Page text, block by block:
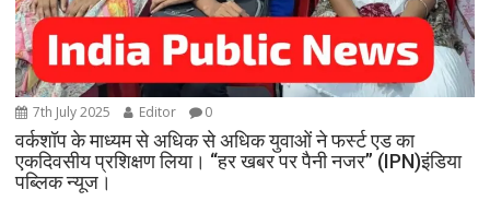
7th July 2025 Editor 0
वर्कशॉप के माध्यम से अधिक से अधिक युवाओं ने फर्स्ट एड का
एकदिवसीय प्रशिक्षण लिया। “हर खबर पर पैनी नजर” (IPN)इंडिया
पब्लिक न्यूज।